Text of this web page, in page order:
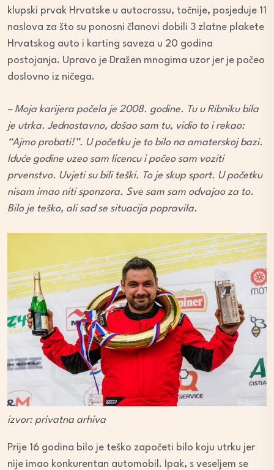
klupski prvak Hrvatske u autocrossu, točnije, posjeduje 11
naslova za što su ponosni članovi dobili 3 zlatne plakete
Hrvatskog auto i karting saveza u 20 godina
postojanja. Upravo je Dražen mnogima uzor jer je počeo
doslovno iz ničega.
– Moja karijera počela je 2008. godine. Tu u Ribniku bila
je utrka. Jednostavno, došao sam tu, vidio to i rekao:
“Ajmo probati!”. U početku je to bilo na amaterskoj bazi.
Iduće godine uzeo sam licencu i počeo sam voziti
prvenstvo. Uvjeti su bili teški. To je skup sport. U početku
nisam imao niti sponzora. Sve sam sam odvajao za to.
Bilo je teško, ali sad se situacija popravila.
izvor: privatna arhiva
Prije 16 godina bilo je teško započeti bilo koju utrku jer
nije imao konkurentan automobil. Ipak, s veseljem se